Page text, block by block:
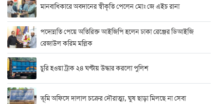
মানবাধিকারে অবদানের স্বীকৃতি পেলেন মোঃ জে এইচ রানা
পদোন্নতি পেয়ে অতিরিক্ত আইজিপি হলেন ঢাকা রেঞ্জের ডিআইজি
রেজাউল করিম মল্লিক
চুরি হওয়া ট্রাক ২৪ ঘণ্টায় উদ্ধার করলো পুলিশ
ভূমি অফিসে দালাল চক্রের দৌরাত্ম্য, ঘুষ ছাড়া মিলছে না সেবা